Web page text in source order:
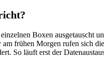
Boxen ausgetauscht
frühen Morgen rufen sich
So läuft erst der